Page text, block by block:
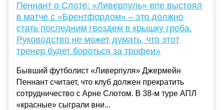
Пеннант о Слоте: «Ливерпуль» еле выстоял
в матче с «Брентфордом» – это должно
стать последним гвоздем в крышку гроба.
Руководство не может думать, что этот
тренер будет бороться за трофеи»
Бывший футболист «Ливерпуля» Джермейн
Пеннант считает, что клуб должен прекратить
сотрудничество с Арне Слотом. В 38-м туре АПЛ
«красные» сыграли вни...